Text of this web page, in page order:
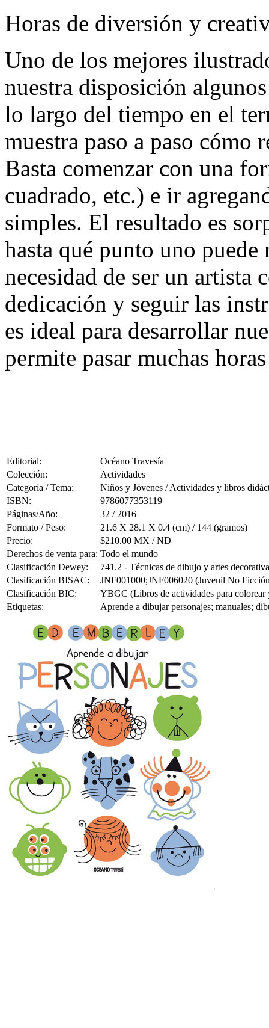
Horas de diversión y
Uno de los mejores
nuestra disposición
lo largo del tiempo en el
muestra paso a paso cómo
Basta comenzar con una
cuadrado, etc.) e ir
simples. El resultado es
hasta qué punto uno
necesidad de ser un artista
dedicación y seguir las
es ideal para desarrollar
permite pasar muchas
Editorial:
Océano Travesía
Colección:
Actividades
Categoría / Tema:
Niños y Jóvenes / Actividades y libros
ISBN:
9786077353119
Páginas/Año:
32 / 2016
Formato / Peso:
21.6 X 28.1 X 0.4 (cm) / 144 (gramos)
Precio:
$210.00 MX / ND
Derechos de venta para: Todo el mundo
Clasificación Dewey:
741.2 - Técnicas de dibujo y artes
Clasificación BISAC:
JNF001000;JNF006020 (Juvenil No
Clasificación BIC:
YBGC (Libros de actividades para colorear
Etiquetas:
Aprende a dibujar personajes; manuales;